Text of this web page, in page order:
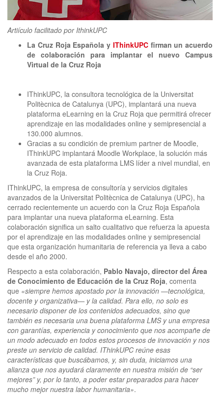
Artiículo facilitado por IthinkUPC
La Cruz Roja Española y IThinkUPCfirman un acuerdo
de colaboración para implantar el nuevo Campus
Virtual de la Cruz Roja
IThinkUPC, la consultora tecnológica de la Universitat
Politècnica de Catalunya (UPC), implantará una nueva
plataforma eLearning en la Cruz Roja que permitirá ofrecer
aprendizaje en las modalidades online y semipresencial a
130.000 alumnos.
Gracias a su condición de premium partner de Moodle,
IThinkUPC implantará Moodle Workplace, la solución más
avanzada de esta plataforma LMS líder a nivel mundial, en
la Cruz Roja.
IThinkUPC, la empresa de consultoría y servicios digitales
avanzados de la Universitat Politècnica de Catalunya (UPC), ha
cerrado recientemente un acuerdo con la Cruz Roja Española
para implantar una nueva plataforma eLearning. Esta
colaboración significa un salto cualitativo que refuerza la apuesta
por el aprendizaje en las modalidades online y semipresencial
que esta organización humanitaria de referencia ya lleva a cabo
desde el año 2000.
Respecto a esta colaboración, Pablo Navajo, director del Área
de Conocimiento de Educación de la Cruz Roja, comenta
que «siempre hemos apostado por la innovación —tecnológica,
docente y organizativa— y la calidad. Para ello, no solo es
necesario disponer de los contenidos adecuados, sino que
también es necesaria una buena plataforma LMS y una empresa
con garantías, experiencia y conocimiento que nos acompañe de
un modo adecuado en todos estos procesos de innovación y nos
preste un servicio de calidad. IThinkUPC reúne esas
características que buscábamos, y, sin duda, iniciamos una
alianza que nos ayudará claramente en nuestra misión de “ser
mejores” y, por lo tanto, a poder estar preparados para hacer
mucho mejor nuestra labor humanitaria».